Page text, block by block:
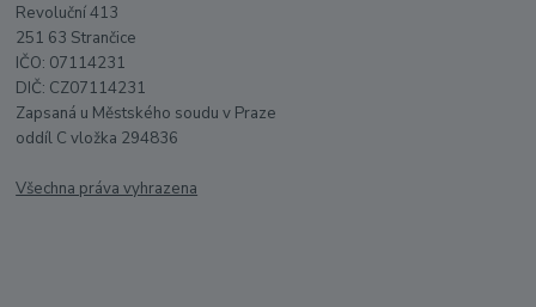
Revoluční 413
251 63 Strančice
IČO: 07114231
DIČ: CZ07114231
Zapsaná u Městského soudu v Praze
oddíl C vložka 294836
Všechna práva vyhrazena